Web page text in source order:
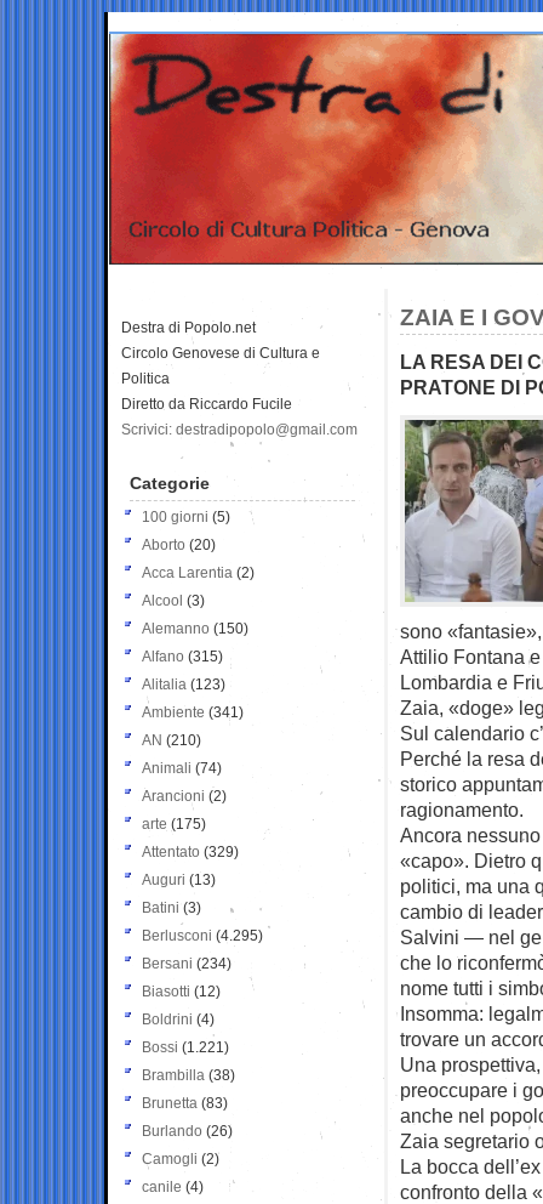
ZAIA E I
LA RESA DEI
PRATONE DI
sono
Attilio Fontana
Lombardia e
Zaia, «doge»
Sul calendario
Perché la resa
storico
ragionamento.
Ancora
«capo». Dietro
politici, ma una
cambio di
Salvini — nel
che lo
nome tutti i
Insomma:
trovare un
Una
preoccupare i
anche nel
Zaia segretario
La bocca
confronto della
Destra di Popolo.net
Circolo Genovese di Cultura e
Politica
Diretto da Riccardo Fucile
Scrivici: destradipopolo@gmail.com
Categorie
100 giorni (5)
Aborto (20)
Acca Larentia (2)
Alcool (3)
Alemanno (150)
Alfano (315)
Alitalia (123)
Ambiente (341)
AN (210)
Animali (74)
Arancioni (2)
arte (175)
Attentato (329)
Auguri (13)
Batini (3)
Berlusconi (4.295)
Bersani (234)
Biasotti (12)
Boldrini (4)
Bossi (1.221)
Brambilla (38)
Brunetta (83)
Burlando (26)
Camogli (2)
canile (4)